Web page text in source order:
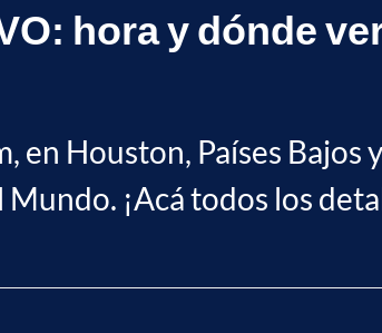
hora y dónde
en Houston, Países Bajos
¡Acá todos los